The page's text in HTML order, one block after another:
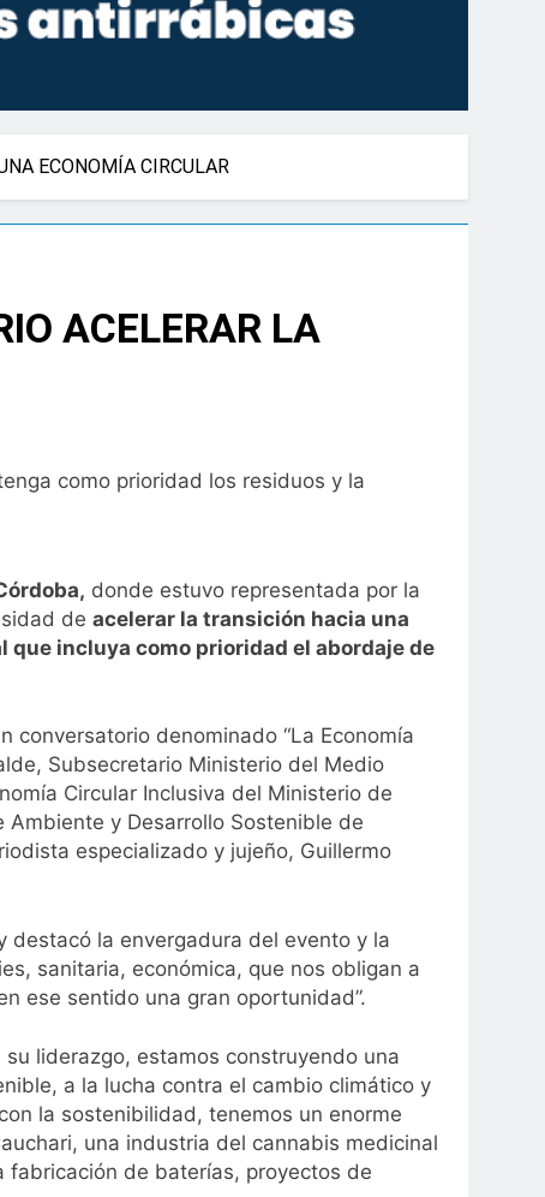
ECONOMÍA CIRCULAR
ACELERAR LA
como prioridad los residuos y la
donde estuvo representada por la
de acelerar la transición hacia una
que incluya como prioridad el abordaje de
denominado “La Economía
Subsecretario Ministerio del Medio
Circular Inclusiva del Ministerio de
Ambiente y Desarrollo Sostenible de
especializado y jujeño, Guillermo
destacó la envergadura del evento y la
sanitaria, económica, que nos obligan a
ese sentido una gran oportunidad”.
liderazgo, estamos construyendo una
a la lucha contra el cambio climático y
la sostenibilidad, tenemos un enorme
una industria del cannabis medicinal
fabricación de baterías, proyectos de